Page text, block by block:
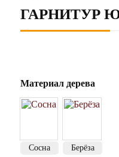
ГАРНИТУР
Материал дерева
Сосна Берёза